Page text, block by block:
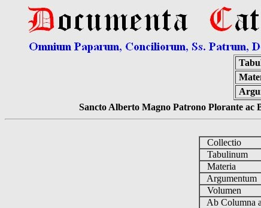
Sancto Alberto Magno Patrono Plorante ac
Collectio
Tabulinum
Materia
Argumentum
Volumen
Ab Columna